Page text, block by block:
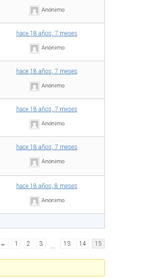
Anónimo
hace 18 años, 7 meses
Anónimo
hace 18 años, 7 meses
Anónimo
hace 18 años, 7 meses
Anónimo
hace 18 años, 7 meses
Anónimo
hace 18 años, 8 meses
Anónimo
← 1 2 3 … 13 14 15